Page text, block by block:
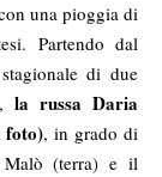
una pioggia di
Partendo dal
di due
la russa Daria
foto), in grado di
Malò (terra) e il